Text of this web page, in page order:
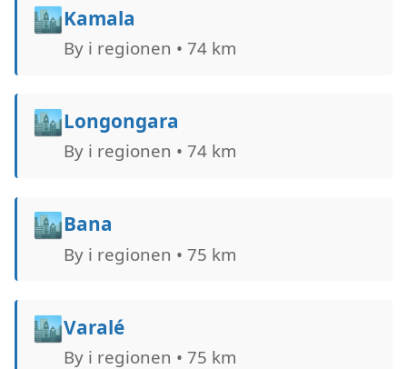
🏙️Kamala
By i regionen • 74 km
🏙️Longongara
By i regionen • 74 km
🏙️Bana
By i regionen • 75 km
🏙️Varalé
By i regionen • 75 km